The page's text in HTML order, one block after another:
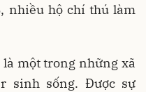
nhiều hộ chí thú làm
một trong những xã
sinh sống. Được sự